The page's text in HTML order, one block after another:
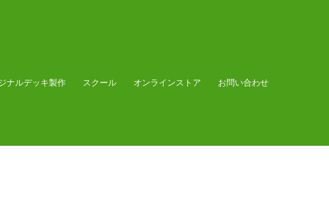
ナルデッキ製作 スクール オンラインストア お問い合わせ